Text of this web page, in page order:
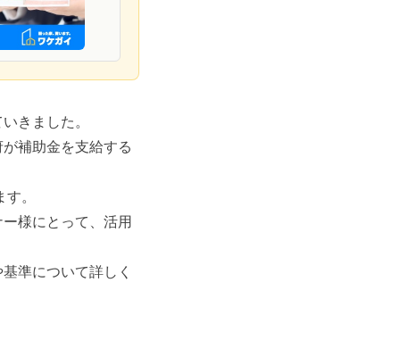
きました。
補助金を支給する
。
様にとって、活用
準について詳しく